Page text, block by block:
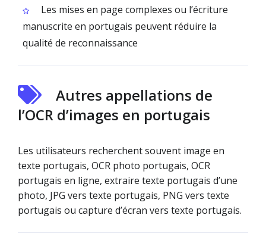
Les mises en page complexes ou l’écriture
manuscrite en portugais peuvent réduire la
qualité de reconnaissance
Autres appellations de
l’OCR d’images en portugais
Les utilisateurs recherchent souvent image en
texte portugais, OCR photo portugais, OCR
portugais en ligne, extraire texte portugais d’une
photo, JPG vers texte portugais, PNG vers texte
portugais ou capture d’écran vers texte portugais.